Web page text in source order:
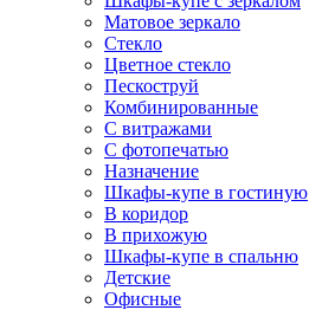
Матовое зеркало
Стекло
Цветное стекло
Пескоструй
Комбинированные
С витражами
С фотопечатью
Назначение
Шкафы-купе в гостиную
В коридор
В прихожую
Шкафы-купе в спальню
Детские
Офисные